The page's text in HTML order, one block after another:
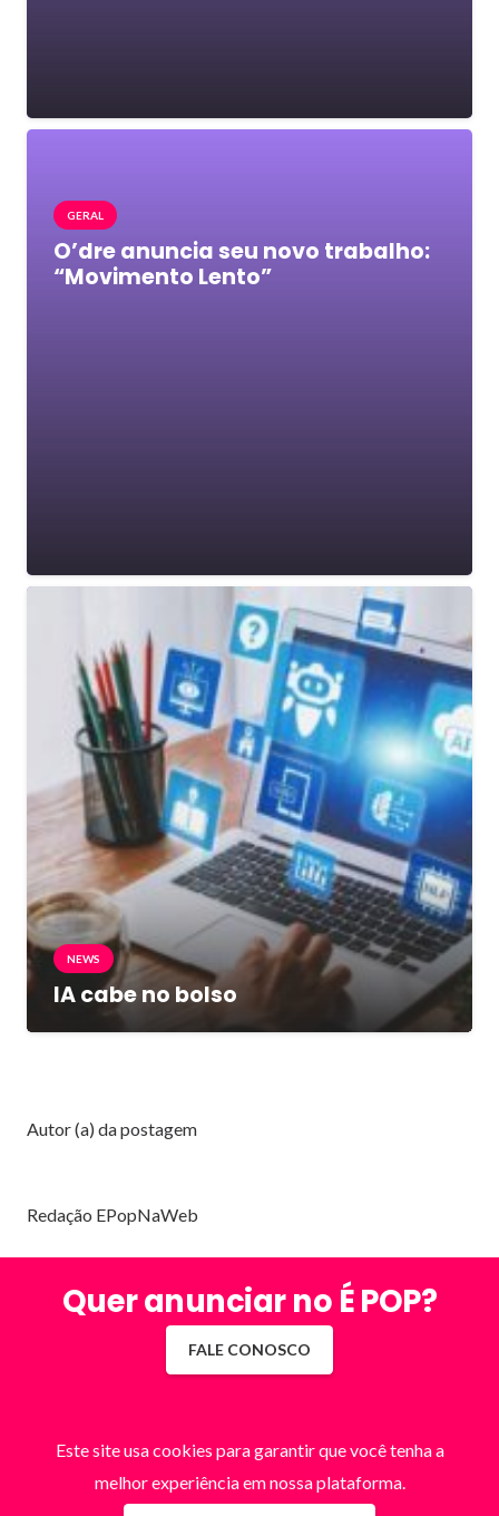
GERAL
O’dre anuncia seu novo trabalho:
“Movimento Lento”
NEWS
IA cabe no bolso
Autor (a) da postagem
Redação EPopNaWeb
Quer anunciar no É POP?
FALE CONOSCO
Este site usa cookies para garantir que você tenha a
melhor experiência em nossa plataforma.